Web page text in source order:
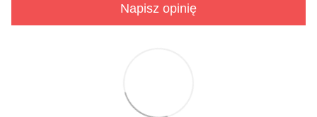
Napisz opinię